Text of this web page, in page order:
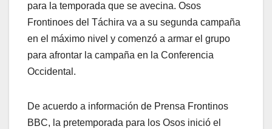
para la temporada que se avecina. Osos
Frontinoes del Táchira va a su segunda campaña
en el máximo nivel y comenzó a armar el grupo
para afrontar la campaña en la Conferencia
Occidental.
De acuerdo a información de Prensa Frontinos
BBC, la pretemporada para los Osos inició el